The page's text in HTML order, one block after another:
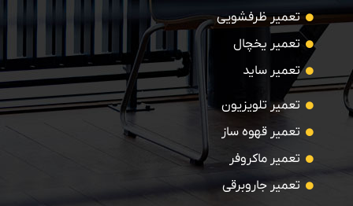
تعمیر ظرفشویی
تعمیر یخچال
تعمیر ساید
تعمیر تلویزیون
تعمیر قهوه ساز
تعمیر ماکروفر
تعمیر جاروبرقی